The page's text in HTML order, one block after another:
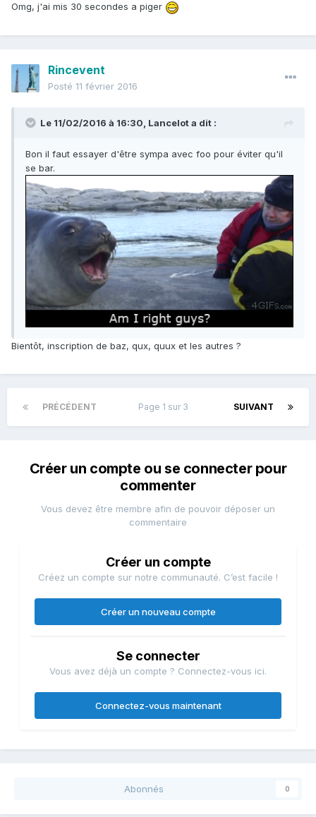
Omg, j'ai mis 30 secondes a piger
Rincevent
Posté 11 février 2016
Le 11/02/2016 à 16:30, Lancelot a dit :
Bon il faut essayer d'être sympa avec foo pour éviter qu'il
se bar.
Bientôt, inscription de baz, qux, quux et les autres ?
PRÉCÉDENT SUIVANT
Page 1 sur 3
Créer un compte ou se connecter pour
commenter
Vous devez être membre afin de pouvoir déposer un
commentaire
Créer un compte
Créez un compte sur notre communauté. C’est facile !
Créer un nouveau compte
Se connecter
Vous avez déjà un compte ? Connectez-vous ici.
Connectez-vous maintenant
Abonnés 0